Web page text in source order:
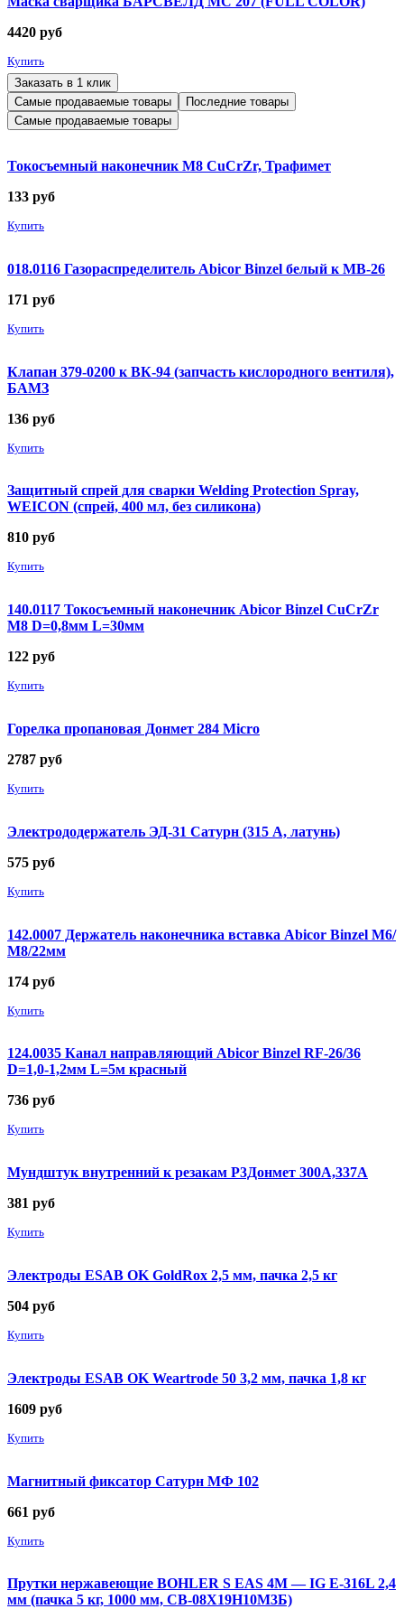
4420 руб
Купить
Заказать в 1 клик
Самые продаваемые товары
Последние товары
Самые продаваемые товары
Токосъемный наконечник М8 CuCrZr, Трафимет
133 руб
Купить
018.0116 Газораспределитель Abicor Binzel белый к MB-26
171 руб
Купить
Клапан 379-0200 к ВК-94 (запчасть кислородного вентиля),
БАМЗ
136 руб
Купить
Защитный спрей для сварки Welding Protection Spray,
WEICON (спрей, 400 мл, без силикона)
810 руб
Купить
140.0117 Токосъемный наконечник Abicor Binzel CuCrZr
М8 D=0,8мм L=30мм
122 руб
Купить
Горелка пропановая Донмет 284 Micro
2787 руб
Купить
Электрододержатель ЭД-31 Сатурн (315 А, латунь)
575 руб
Купить
142.0007 Держатель наконечника вставка Abicor Binzel М6/
М8/22мм
174 руб
Купить
124.0035 Канал направляющий Abicor Binzel RF-26/36
D=1,0-1,2мм L=5м красный
736 руб
Купить
Мундштук внутренний к резакам Р3Донмет 300А,337А
381 руб
Купить
Электроды ESAB OK GoldRox 2,5 мм, пачка 2,5 кг
504 руб
Купить
Электроды ESAB OK Weartrode 50 3,2 мм, пачка 1,8 кг
1609 руб
Купить
Магнитный фиксатор Сатурн МФ 102
661 руб
Купить
Прутки нержавеющие BOHLER S EAS 4M — IG E-316L 2,4
мм (пачка 5 кг, 1000 мм, СВ-08Х19Н10М3Б)